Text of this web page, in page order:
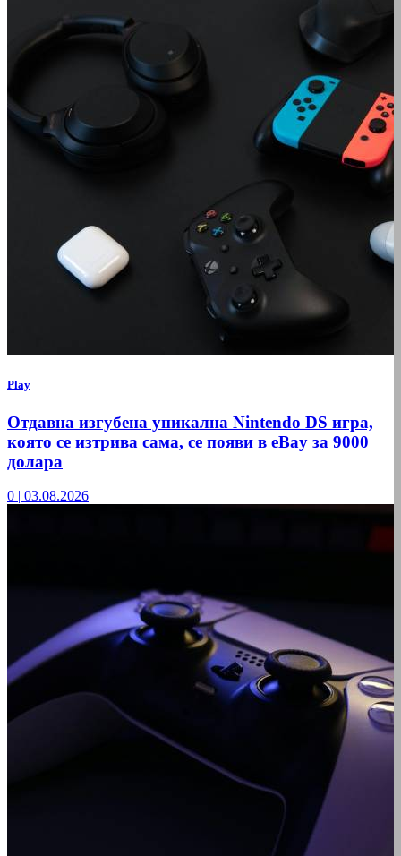
Play
Отдавна изгубена уникална Nintendo DS игра,
която се изтрива сама, се появи в eBay за 9000
долара
0 | 03.08.2026